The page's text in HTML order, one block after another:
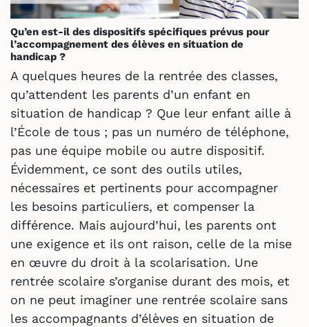
Qu’en est-il des dispositifs spécifiques prévus pour
l’accompagnement des élèves en situation de
handicap ?
A quelques heures de la rentrée des classes,
qu’attendent les parents d’un enfant en
situation de handicap ? Que leur enfant aille à
l’École de tous ; pas un numéro de téléphone,
pas une équipe mobile ou autre dispositif.
Évidemment, ce sont des outils utiles,
nécessaires et pertinents pour accompagner
les besoins particuliers, et compenser la
différence. Mais aujourd’hui, les parents ont
une exigence et ils ont raison, celle de la mise
en œuvre du droit à la scolarisation. Une
rentrée scolaire s’organise durant des mois, et
on ne peut imaginer une rentrée scolaire sans
les accompagnants d’élèves en situation de